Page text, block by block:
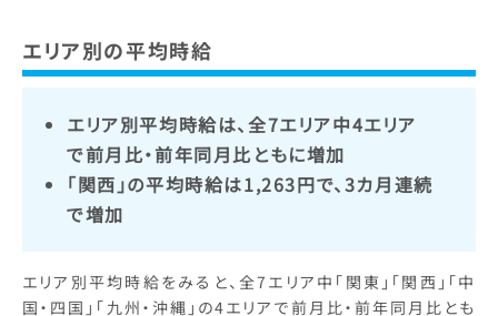
エリア別の平均時給
エリア別平均時給は、全7エリア中4エリア
で前月比・前年同月比ともに増加
「関西」の平均時給は1,263円で、3カ月連続
で増加
エリア別平均時給をみると、全7エリア中「関東」「関西」「中
国・四国」「九州・沖縄」の4エリアで前月比・前年同月比とも